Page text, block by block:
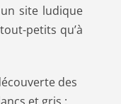
site ludique
petits qu’à
des